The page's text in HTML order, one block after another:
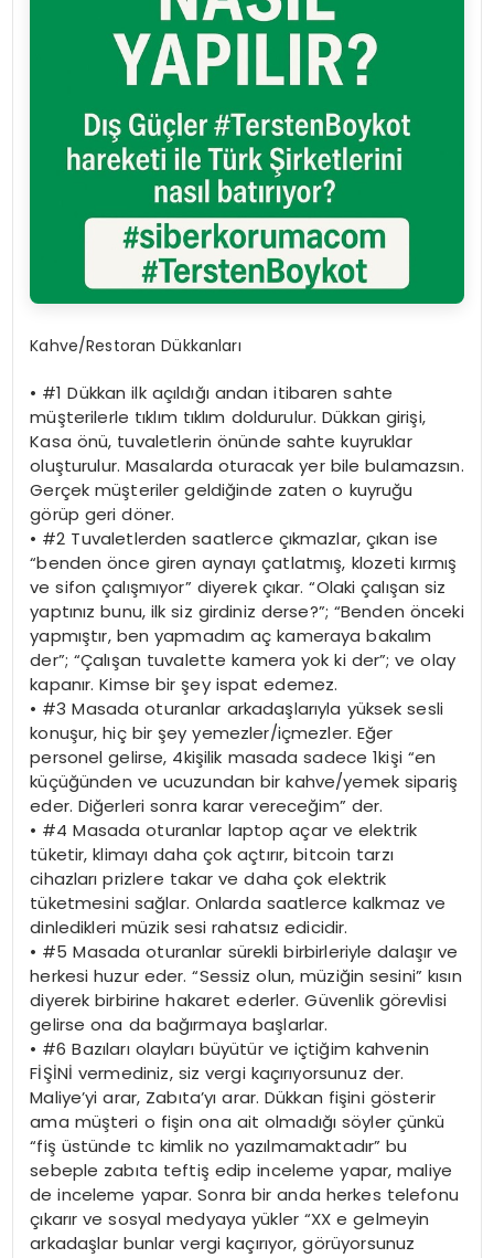
Kahve/Restoran Dükkanları
• #1 Dükkan ilk açıldığı andan itibaren sahte
müşterilerle tıklım tıklım doldurulur. Dükkan girişi,
Kasa önü, tuvaletlerin önünde sahte kuyruklar
oluşturulur. Masalarda oturacak yer bile bulamazsın.
Gerçek müşteriler geldiğinde zaten o kuyruğu
görüp geri döner.
• #2 Tuvaletlerden saatlerce çıkmazlar, çıkan ise
“benden önce giren aynayı çatlatmış, klozeti kırmış
ve sifon çalışmıyor” diyerek çıkar. “Olaki çalışan siz
yaptınız bunu, ilk siz girdiniz derse?”; “Benden önceki
yapmıştır, ben yapmadım aç kameraya bakalım
der”; “Çalışan tuvalette kamera yok ki der”; ve olay
kapanır. Kimse bir şey ispat edemez.
• #3 Masada oturanlar arkadaşlarıyla yüksek sesli
konuşur, hiç bir şey yemezler/içmezler. Eğer
personel gelirse, 4kişilik masada sadece 1kişi “en
küçüğünden ve ucuzundan bir kahve/yemek sipariş
eder. Diğerleri sonra karar vereceğim” der.
• #4 Masada oturanlar laptop açar ve elektrik
tüketir, klimayı daha çok açtırır, bitcoin tarzı
cihazları prizlere takar ve daha çok elektrik
tüketmesini sağlar. Onlarda saatlerce kalkmaz ve
dinledikleri müzik sesi rahatsız edicidir.
• #5 Masada oturanlar sürekli birbirleriyle dalaşır ve
herkesi huzur eder. “Sessiz olun, müziğin sesini” kısın
diyerek birbirine hakaret ederler. Güvenlik görevlisi
gelirse ona da bağırmaya başlarlar.
• #6 Bazıları olayları büyütür ve içtiğim kahvenin
FİŞİNİ vermediniz, siz vergi kaçırıyorsunuz der.
Maliye’yi arar, Zabıta’yı arar. Dükkan fişini gösterir
ama müşteri o fişin ona ait olmadığı söyler çünkü
“fiş üstünde tc kimlik no yazılmamaktadır” bu
sebeple zabıta teftiş edip inceleme yapar, maliye
de inceleme yapar. Sonra bir anda herkes telefonu
çıkarır ve sosyal medyaya yükler “XX e gelmeyin
arkadaşlar bunlar vergi kaçırıyor, görüyorsunuz